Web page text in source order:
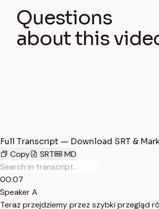
Questions
about this
Full Transcript — Download SRT &
Copy
SRT MD
00:07
Speaker A
Teraz przejdziemy przez szybki przegląd